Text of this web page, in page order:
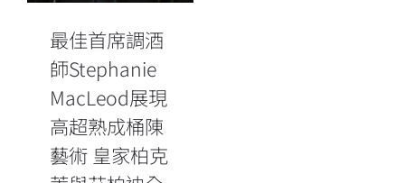
最佳首席調酒
師Stephanie
MacLeod展現
高超熟成桶陳
藝術 皇家柏克